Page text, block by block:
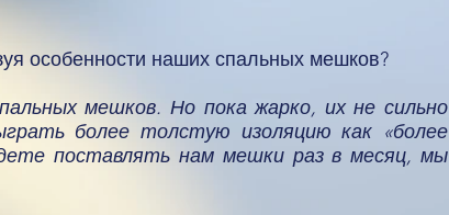
особенности наших спальных мешков?
мешков. Но пока жарко, их не сильно
более толстую изоляцию как «более
поставлять нам мешки раз в месяц, мы